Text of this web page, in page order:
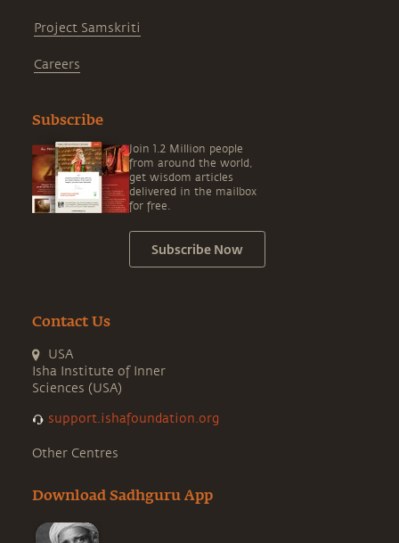
Project Samskriti
Careers
Subscribe
Join 1.2 Million people
from around the world,
get wisdom articles
delivered in the mailbox
for free.
Subscribe Now
Contact Us
USA
Isha Institute of Inner
Sciences (USA)
support.ishafoundation.org
Other Centres
Download Sadhguru App